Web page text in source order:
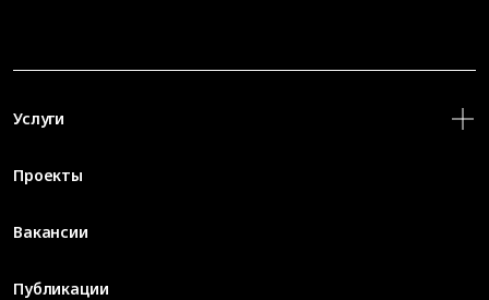
Услуги
Проекты
Вакансии
Публикации